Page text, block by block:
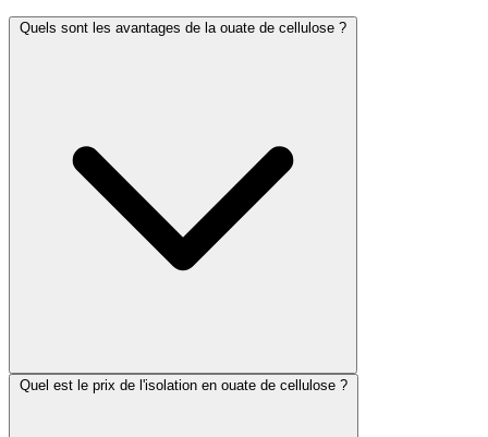
Quels sont les avantages de la ouate de cellulose ?
Quel est le prix de l'isolation en ouate de cellulose ?